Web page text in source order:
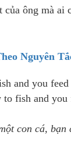
của ông mà ai
Nguyên
and you
to fish and you
con cá,